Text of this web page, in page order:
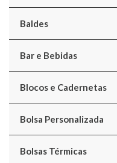
Baldes
Bar e Bebidas
Blocos e Cadernetas
Bolsa Personalizada
Bolsas Térmicas